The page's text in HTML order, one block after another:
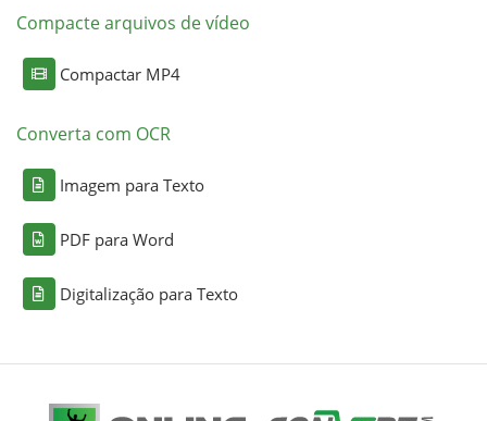
Compacte arquivos de vídeo
Compactar MP4
Converta com OCR
Imagem para Texto
PDF para Word
Digitalização para Texto